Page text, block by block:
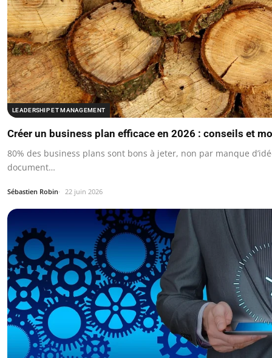
LEADERSHIP ET MANAGEMENT
Créer un business plan efficace en 2026 : conseils et
80% des business plans sont bons à jeter, non par manque
document…
Sébastien Robin 22 juin 2026